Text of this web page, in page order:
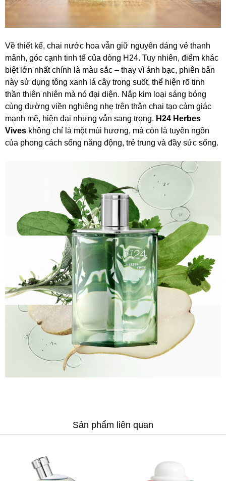
Về thiết kế, chai nước hoa vẫn giữ nguyên dáng vẻ thanh
mảnh, góc cạnh tinh tế của dòng H24. Tuy nhiên, điểm khác
biệt lớn nhất chính là màu sắc – thay vì ánh bạc, phiên bản
này sử dụng tông xanh lá cây trong suốt, thể hiện rõ tinh
thần thiên nhiên mà nó đại diện. Nắp kim loại sáng bóng
cùng đường viền nghiêng nhẹ trên thân chai tạo cảm giác
mạnh mẽ, hiện đại nhưng vẫn sang trọng. H24 Herbes
Vives không chỉ là một mùi hương, mà còn là tuyên ngôn
của phong cách sống năng động, trẻ trung và đầy sức sống.
Sản phẩm liên quan